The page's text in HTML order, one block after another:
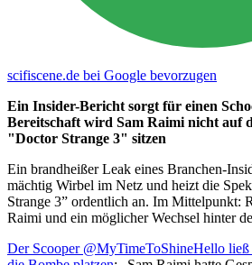
scifiscene.de bei Google bevorzugen
Ein Insider-Bericht sorgt für einen
Bereitschaft wird Sam Raimi nicht auf
"Doctor Strange 3" sitzen
Ein brandheißer Leak eines Branchen-
mächtig Wirbel im Netz und heizt die
Strange 3” ordentlich an. Im Mittelpunkt:
Raimi und ein möglicher Wechsel hinter
Der Scooper @MyTimeToShineHello ließ